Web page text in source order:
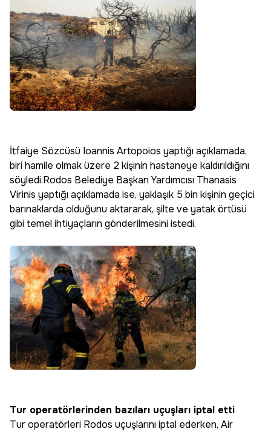
İtfaiye Sözcüsü Ioannis Artopoios yaptığı açıklamada,
biri hamile olmak üzere 2 kişinin hastaneye kaldırıldığını
söyledi.Rodos Belediye Başkan Yardımcısı Thanasis
Virinis yaptığı açıklamada ise, yaklaşık 5 bin kişinin geçici
barınaklarda olduğunu aktararak, şilte ve yatak örtüsü
gibi temel ihtiyaçların gönderilmesini istedi.
Tur operatörlerinden bazıları uçuşları iptal etti
Tur operatörleri Rodos uçuşlarını iptal ederken, Air